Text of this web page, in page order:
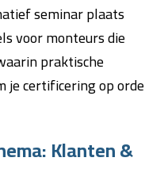
seminar plaats
voor monteurs die
praktische
je certificering op orde
Klanten &